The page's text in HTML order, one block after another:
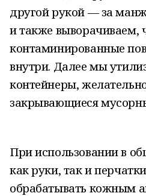
другой рукой — за
и также выворачиваем,
контаминированные
внутри. Далее мы
контейнеры,
закрывающиеся
При использовании в
как руки, так и
обрабатывать кожным